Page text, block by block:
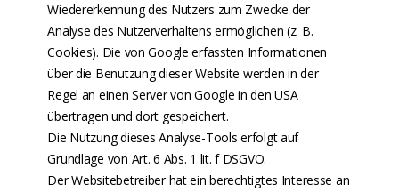
Wiedererkennung des Nutzers zum Zwecke der
Analyse des Nutzerverhaltens ermöglichen (z. B.
Cookies). Die von Google erfassten Informationen
über die Benutzung dieser Website werden in der
Regel an einen Server von Google in den USA
übertragen und dort gespeichert.
Die Nutzung dieses Analyse-Tools erfolgt auf
Grundlage von Art. 6 Abs. 1 lit. f DSGVO.
Der Websitebetreiber hat ein berechtigtes Interesse an